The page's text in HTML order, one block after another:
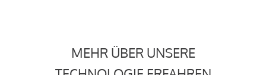
MEHR ÜBER UNSERE